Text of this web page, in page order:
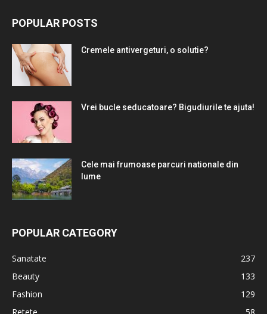
POPULAR POSTS
Cremele antivergeturi, o solutie?
Vrei bucle seducatoare? Bigudiurile te ajuta!
Cele mai frumoase parcuri nationale din
lume
POPULAR CATEGORY
Sanatate
237
Beauty
133
Fashion
129